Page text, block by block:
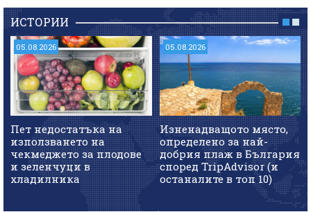
ИСТОРИИ
05.08.2026
Пет недостатъка на
използването на
чекмеджето за плодове
и зеленчуци в
хладилника
05.08.2026
Изненадващото място,
определено за най-
добрия плаж в България
според TripAdvisor (и
останалите в топ 10)